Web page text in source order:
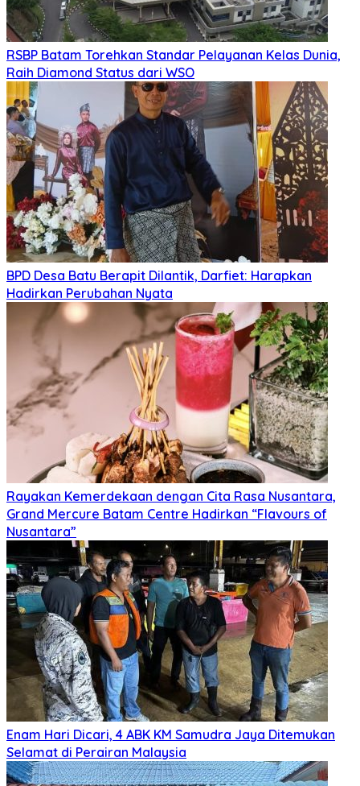
RSBP Batam Torehkan Standar Pelayanan Kelas Dunia,
Raih Diamond Status dari WSO
BPD Desa Batu Berapit Dilantik, Darfiet: Harapkan
Hadirkan Perubahan Nyata
Rayakan Kemerdekaan dengan Cita Rasa Nusantara,
Grand Mercure Batam Centre Hadirkan “Flavours of
Nusantara”
Enam Hari Dicari, 4 ABK KM Samudra Jaya Ditemukan
Selamat di Perairan Malaysia